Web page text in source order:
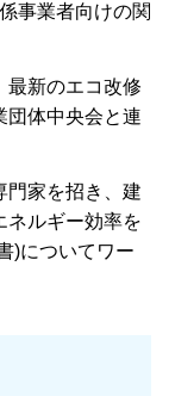
事業者向けの関
最新のエコ改修
団体中央会と連
門家を招き、建
ネルギー効率を
)についてワー